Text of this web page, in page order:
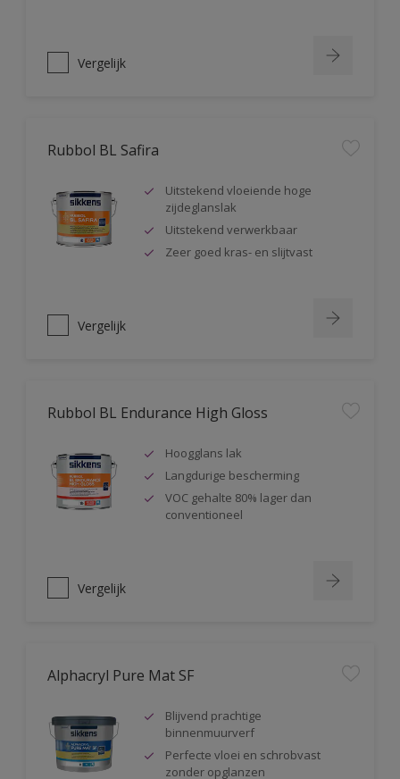
Vergelijk
Rubbol BL Safira
Uitstekend vloeiende hoge
zijdeglanslak
Uitstekend verwerkbaar
Zeer goed kras- en slijtvast
Vergelijk
Rubbol BL Endurance High Gloss
Hoogglans lak
Langdurige bescherming
VOC gehalte 80% lager dan
conventioneel
Vergelijk
Alphacryl Pure Mat SF
Blijvend prachtige
binnenmuurverf
Perfecte vloei en schrobvast
zonder opglanzen